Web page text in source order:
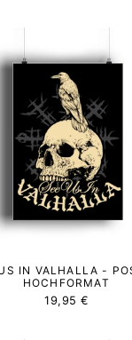
IN VALHALLA -
HOCHFORMAT
19,95 €